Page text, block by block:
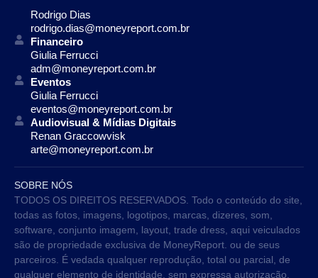
Rodrigo Dias
rodrigo.dias@moneyreport.com.br
Financeiro
Giulia Ferrucci
adm@moneyreport.com.br
Eventos
Giulia Ferrucci
eventos@moneyreport.com.br
Audiovisual & Mídias Digitais
Renan Graccowvisk
arte@moneyreport.com.br
SOBRE NÓS
TODOS OS DIREITOS RESERVADOS. Todo o conteúdo do site,
todas as fotos, imagens, logotipos, marcas, dizeres, som,
software, conjunto imagem, layout, trade dress, aqui veiculados
são de propriedade exclusiva de MoneyReport. ou de seus
parceiros. É vedada qualquer reprodução, total ou parcial, de
qualquer elemento de identidade, sem expressa autorização.